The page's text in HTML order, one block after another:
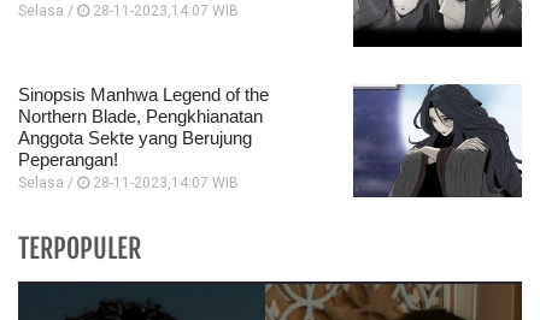
Selasa / 28-11-2023,14:07 WIB
Sinopsis Manhwa Legend of the
Northern Blade, Pengkhianatan
Anggota Sekte yang Berujung
Peperangan!
Selasa / 28-11-2023,14:07 WIB
TERPOPULER